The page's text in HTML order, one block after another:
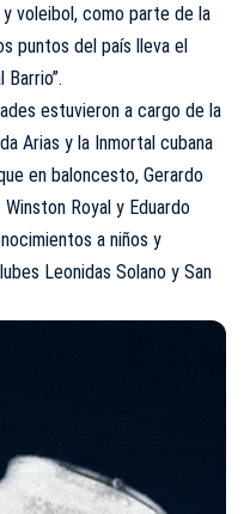
voleibol, como parte de la
puntos del país lleva el
Barrio”.
estuvieron a cargo de la
Arias y la Inmortal cubana
en baloncesto, Gerardo
Royal y Eduardo
a niños y
Leonidas Solano y San